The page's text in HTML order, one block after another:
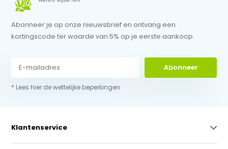
Abonneer je op onze nieuwsbrief en ontvang een
kortingscode ter waarde van 5% op je eerste aankoop.
Abonneer
* Lees hier de wettelijke beperkingen
Klantenservice